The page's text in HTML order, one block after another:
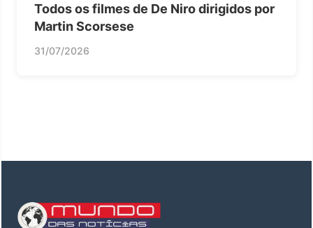
Todos os filmes de De Niro dirigidos por
Martin Scorsese
31/07/2026